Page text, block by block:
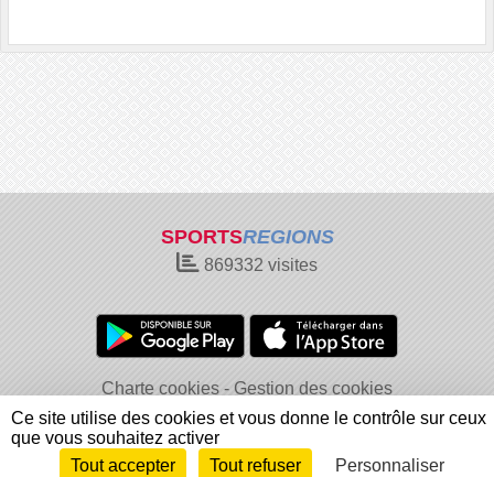
SPORTSREGIONS
869332 visites
Charte cookies
Gestion des cookies
Informations légales
Signaler un contenu inapproprié
Envie de participer ? Connexion
Ce site utilise des cookies et vous donne le contrôle sur ceux
que vous souhaitez activer
Tout accepter
Tout refuser Personnaliser